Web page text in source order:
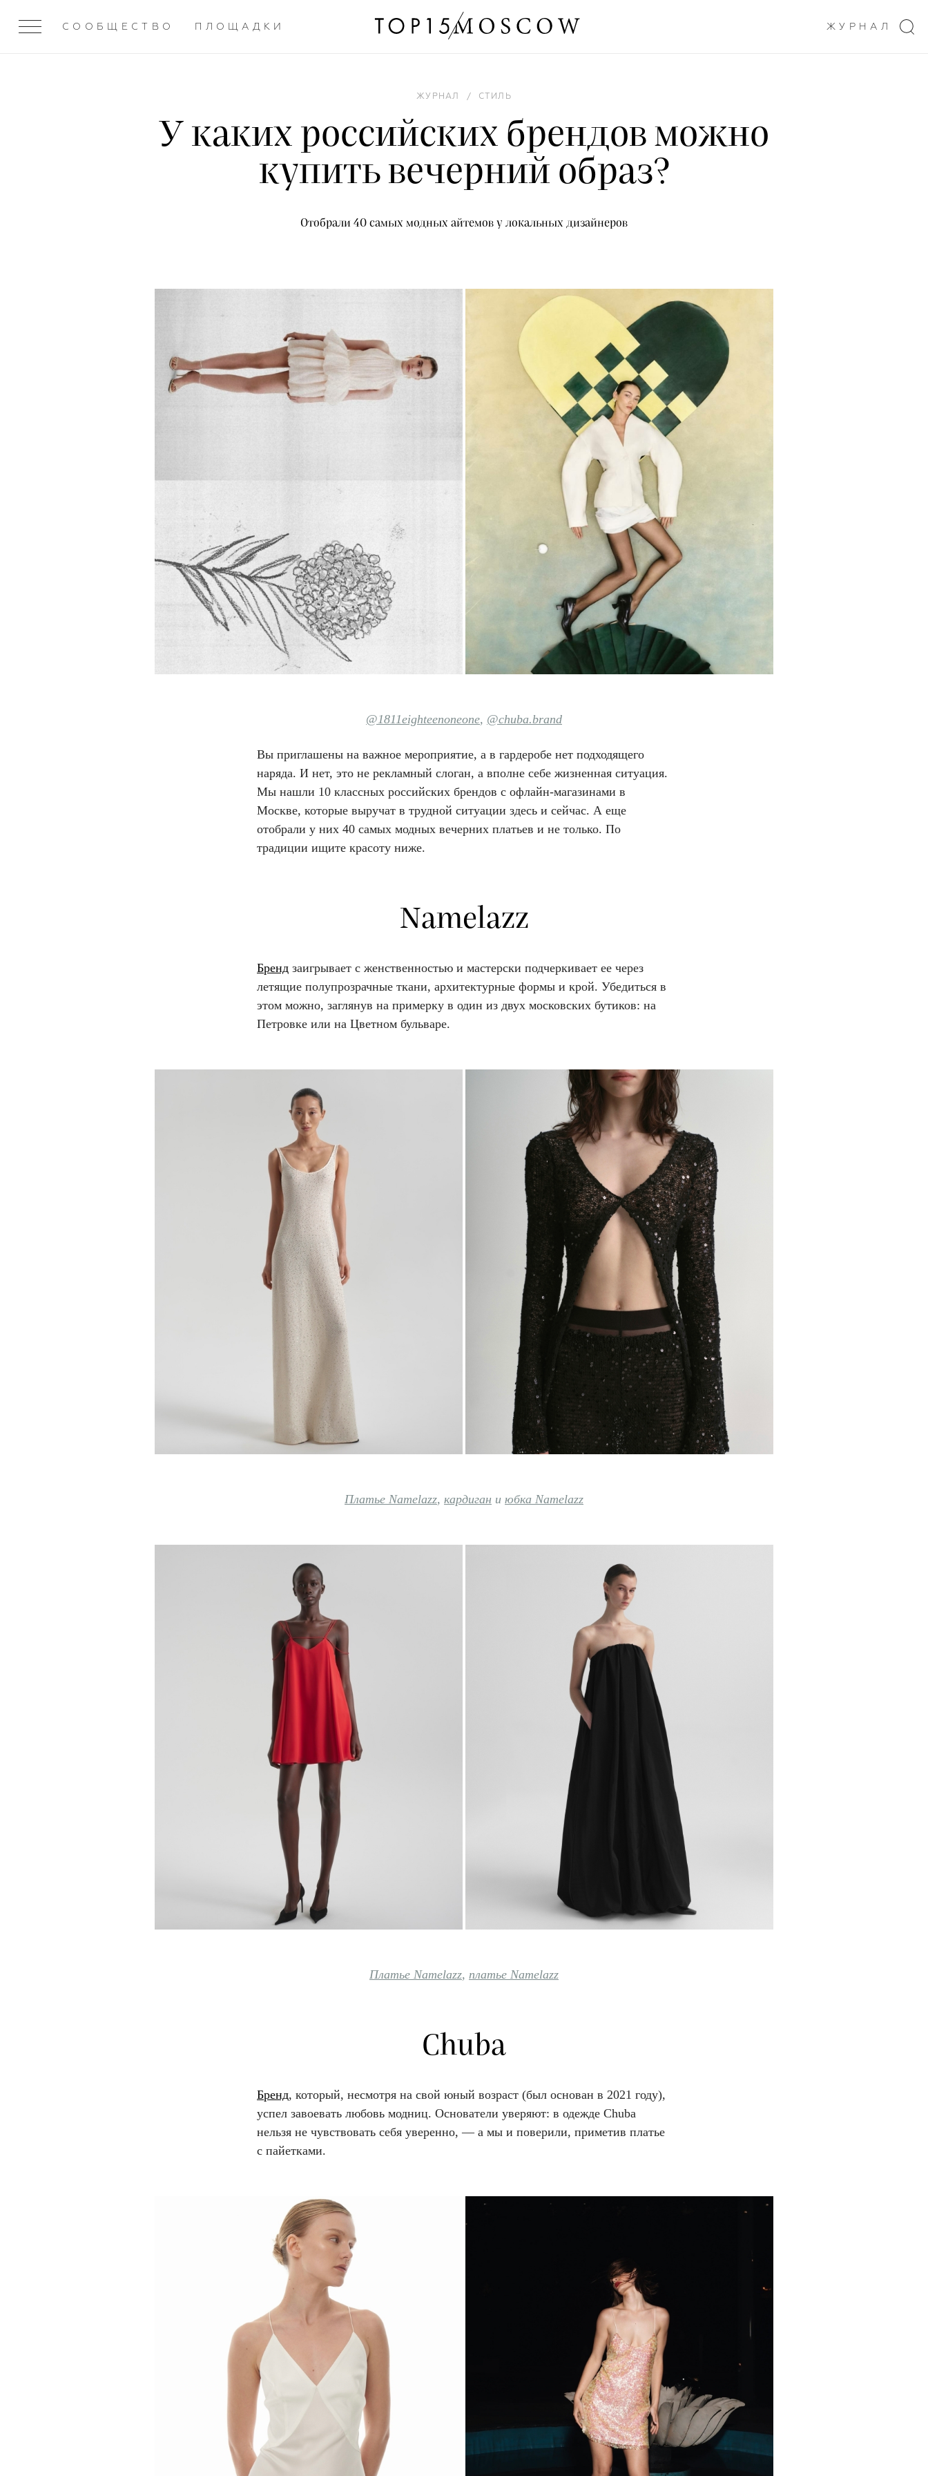
СООБЩЕСТВО ПЛОЩАДКИ ЖУРНАЛ
ЖУРНАЛ / СТИЛЬ
У каких российских брендов можно
купить вечерний образ?
Отобрали 40 самых модных айтемов у локальных дизайнеров
@1811eighteenoneone, @chuba.brand
Вы приглашены на важное мероприятие, а в гардеробе нет подходящего
наряда. И нет, это не рекламный слоган, а вполне себе жизненная ситуация.
Мы нашли 10 классных российских брендов с офлайн-магазинами в
Москве, которые выручат в трудной ситуации здесь и сейчас. А еще
отобрали у них 40 самых модных вечерних платьев и не только. По
традиции ищите красоту ниже.
Namelazz
Бренд заигрывает с женственностью и мастерски подчеркивает ее через
летящие полупрозрачные ткани, архитектурные формы и крой. Убедиться в
этом можно, заглянув на примерку в один из двух московских бутиков: на
Петровке или на Цветном бульваре.
Платье Namelazz, кардиган и юбка Namelazz
Платье Namelazz, платье Namelazz
Chuba
Бренд, который, несмотря на свой юный возраст (был основан в 2021 году),
успел завоевать любовь модниц. Основатели уверяют: в одежде Chuba
нельзя не чувствовать себя уверенно, — а мы и поверили, приметив платье
с пайетками.